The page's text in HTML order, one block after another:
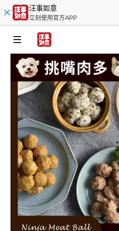
汪事如意
立刻使用官方APP